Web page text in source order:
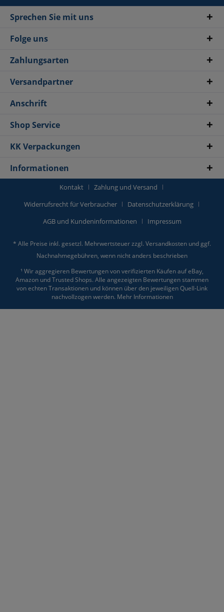
Sprechen Sie mit uns
Folge uns
Zahlungsarten
Versandpartner
Anschrift
Shop Service
KK Verpackungen
Informationen
Kontakt
Zahlung und Versand
Widerrufsrecht für Verbraucher
Datenschutzerklärung
AGB und Kundeninformationen
Impressum
* Alle Preise inkl. gesetzl. Mehrwertsteuer zzgl. Versandkosten und ggf.
Nachnahmegebühren, wenn nicht anders beschrieben
¹ Wir aggregieren Bewertungen von verifizierten Käufen auf eBay,
Amazon und Trusted Shops. Alle angezeigten Bewertungen stammen
von echten Transaktionen und können über den jeweiligen Quell-Link
nachvollzogen werden. Mehr Informationen